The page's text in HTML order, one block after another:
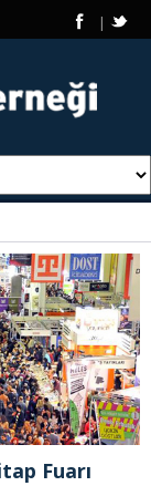
|
Fuarı